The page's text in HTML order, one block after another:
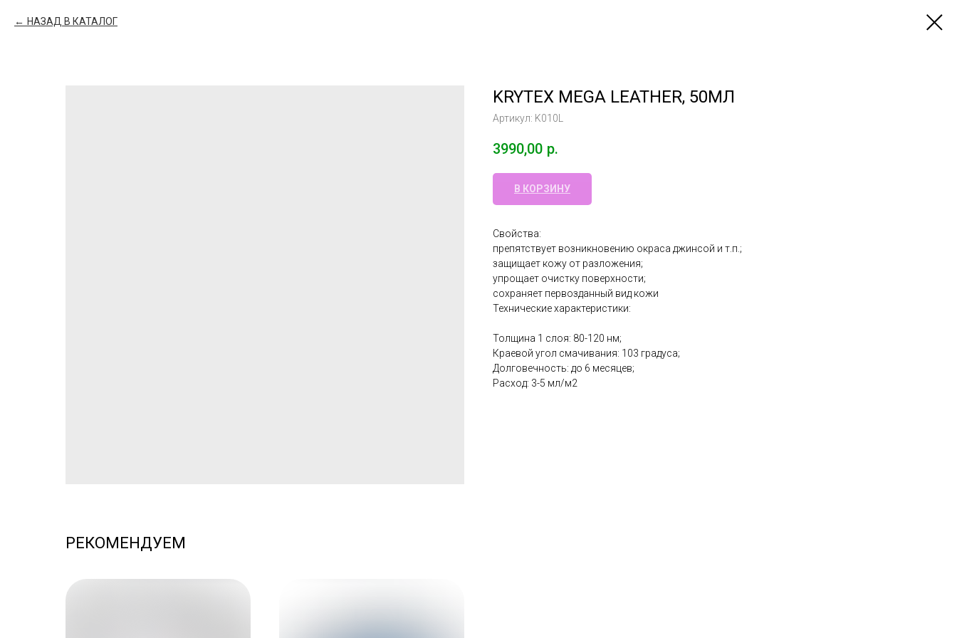
НАЗАД В КАТАЛОГ
KRYTEX MEGA LEATHER, 50МЛ
Артикул: K010L
3990,00 р.
В КОРЗИНУ
Свойства:
препятствует возникновению окраса джинсой и т.п.;
защищает кожу от разложения;
упрощает очистку поверхности;
сохраняет первозданный вид кожи
Технические характеристики:
Толщина 1 слоя: 80-120 нм;
Краевой угол смачивания: 103 градуса;
Долговечность: до 6 месяцев;
Расход: 3-5 мл/м2
РЕКОМЕНДУЕМ